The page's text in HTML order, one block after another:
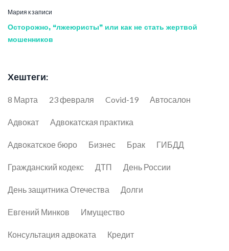
Мария к записи
Осторожно, “лжеюристы” или как не стать жертвой
мошенников
Хештеги:
8 Марта 23 февраля Covid-19 Автосалон
Адвокат Адвокатская практика
Адвокатское бюро Бизнес Брак ГИБДД
Гражданский кодекс ДТП День России
День защитника Отечества Долги
Евгений Минков Имущество
Консультация адвоката Кредит